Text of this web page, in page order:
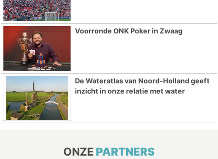
Voorronde ONK Poker in Zwaag
De Wateratlas van Noord-Holland geeft
inzicht in onze relatie met water
ONZE PARTNERS